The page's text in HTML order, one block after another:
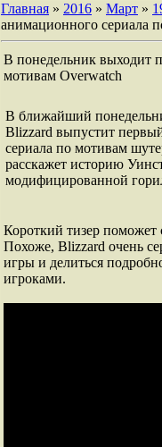
Главная » 2016 » Март »
анимационного сериала
В понедельник выходит
мотивам Overwatch
В ближайший
Blizzard выпустит
сериала по мотивам
расскажет историю
модифицированной
Короткий тизер поможет
Похоже, Blizzard очень
игры и делиться
игроками.